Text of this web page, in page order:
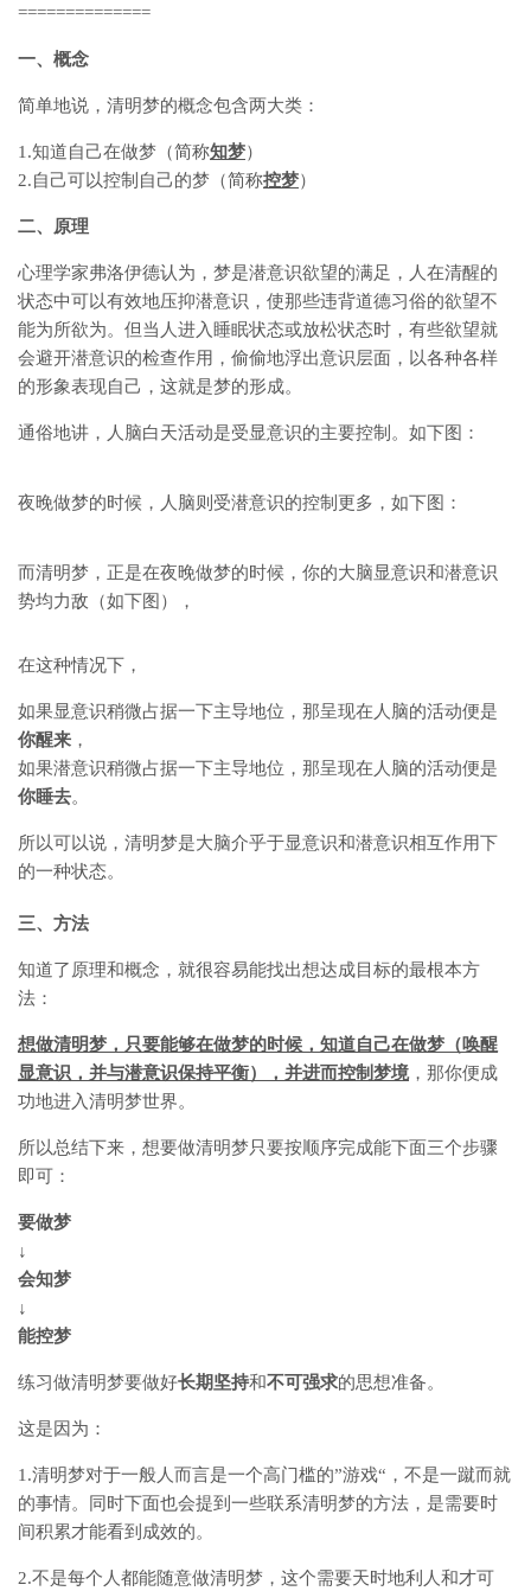
==============
一、概念
简单地说，清明梦的概念包含两大类：
1.知道自己在做梦（简称知梦）
2.自己可以控制自己的梦（简称控梦）
二、原理
心理学家弗洛伊德认为，梦是潜意识欲望的满足，人在清醒的
状态中可以有效地压抑潜意识，使那些违背道德习俗的欲望不
能为所欲为。但当人进入睡眠状态或放松状态时，有些欲望就
会避开潜意识的检查作用，偷偷地浮出意识层面，以各种各样
的形象表现自己，这就是梦的形成。
通俗地讲，人脑白天活动是受显意识的主要控制。如下图：
夜晚做梦的时候，人脑则受潜意识的控制更多，如下图：
而清明梦，正是在夜晚做梦的时候，你的大脑显意识和潜意识
势均力敌（如下图），
在这种情况下，
如果显意识稍微占据一下主导地位，那呈现在人脑的活动便是
你醒来 ，
如果潜意识稍微占据一下主导地位，那呈现在人脑的活动便是
你睡去。
所以可以说，清明梦是大脑介乎于显意识和潜意识相互作用下
的一种状态。
三、方法
知道了原理和概念，就很容易能找出想达成目标的最根本方
法：
想做清明梦，只要能够在做梦的时候，知道自己在做梦（唤醒
显意识，并与潜意识保持平衡），并进而控制梦境，那你便成
功地进入清明梦世界。
所以总结下来，想要做清明梦只要按顺序完成能下面三个步骤
即可：
要做梦
↓
会知梦
↓
能控梦
练习做清明梦要做好长期坚持和不可强求的思想准备。
这是因为：
1.清明梦对于一般人而言是一个高门槛的”游戏“，不是一蹴而就
的事情。同时下面也会提到一些联系清明梦的方法，是需要时
间积累才能看到成效的。
2.不是每个人都能随意做清明梦，这个需要天时地利人和才可